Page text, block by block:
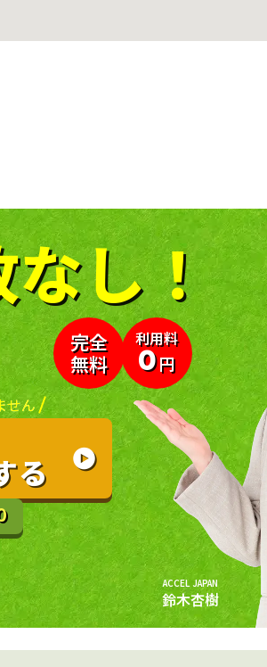
完全
無料
利用料
0円
し！
せん
る
ACCEL JAPAN
鈴木杏樹